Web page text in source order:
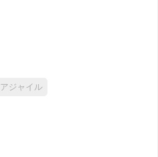
アジャイル